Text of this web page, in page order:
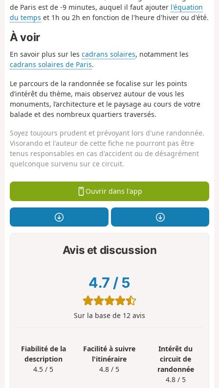
de Paris est de -9 minutes, auquel il faut ajouter l'équation
du temps et 1h ou 2h en fonction de l'heure d'hiver ou d'été.
À voir
En savoir plus sur les cadrans solaires, notamment les
cadrans solaires de Paris.
Le parcours de la randonnée se focalise sur les points
d’intérêt du thème, mais observez autour de vous les
monuments, l’architecture et le paysage au cours de votre
balade et des nombreux quartiers traversés.
Soyez toujours prudent et prévoyant lors d'une randonnée.
Visorando et l'auteur de cette fiche ne pourront pas être
tenus responsables en cas d'accident ou de désagrément
quelconque survenu sur ce circuit.
Ouvrir dans l'app
Avis et discussion
4.7 / 5
Sur la base de 12 avis
Fiabilité de la
description
4.5 / 5
Facilité à suivre
l'itinéraire
4.8 / 5
Intérêt du
circuit de
randonnée
4.8 / 5